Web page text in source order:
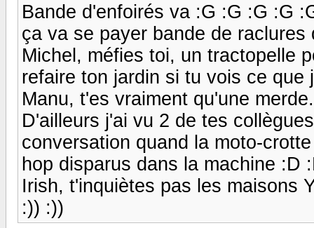
Bande d'enfoirés va :G :G :G :G
ça va se payer bande de
Michel, méfies toi, un tractopelle
refaire ton jardin si tu vois ce que
Manu, t'es vraiment qu'une merde.
D'ailleurs j'ai vu 2 de tes
conversation quand la moto-
hop disparus dans la machine :D
Irish, t'inquiètes pas les maisons
:)) :))